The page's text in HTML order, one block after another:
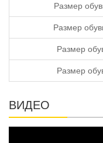
Размер
Размер
Размер
Размер
ВИДЕО